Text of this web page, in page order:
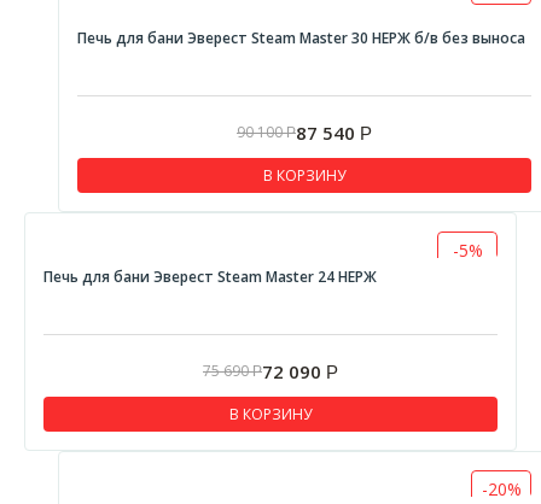
Печь для бани Эверест Steam Master 30 НЕРЖ б/в без выноса
90 100Р87 540 Р
В КОРЗИНУ
-5%
Печь для бани Эверест Steam Master 24 НЕРЖ
75 690Р72 090 Р
В КОРЗИНУ
-20%